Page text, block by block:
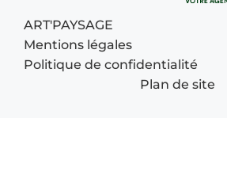
ART'PAYSAGE
Mentions légales
Politique de confidentialité
Plan de site